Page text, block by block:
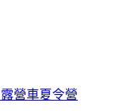
營車夏令營